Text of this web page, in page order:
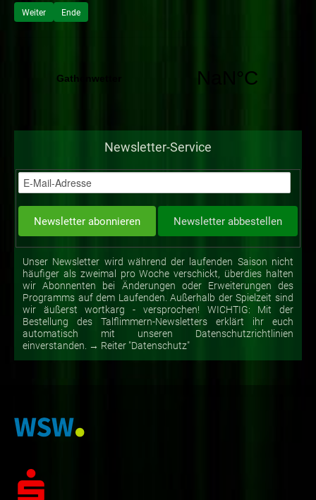
Weiter Ende
Newsletter-Service
Unser Newsletter wird während der laufenden Saison nicht
häufiger als zweimal pro Woche verschickt, überdies halten
wir Abonnenten bei Änderungen oder Erweiterungen des
Programms auf dem Laufenden. Außerhalb der Spielzeit sind
wir äußerst wortkarg - versprochen! WICHTIG: Mit der
Bestellung des Talflimmern-Newsletters erklärt ihr euch
automatisch mit unseren Datenschutzrichtlinien
einverstanden. → Reiter "Datenschutz"